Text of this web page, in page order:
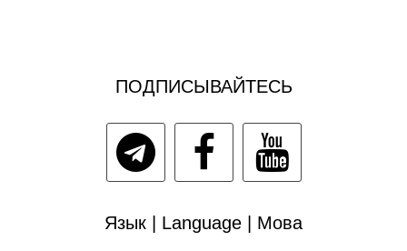
ПОДПИСЫВАЙТЕСЬ
Язык | Language | Мова